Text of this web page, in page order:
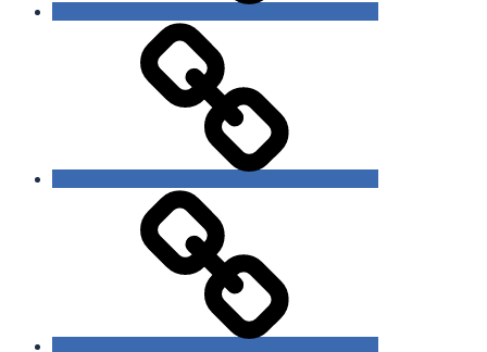
Datenschutzerklärung